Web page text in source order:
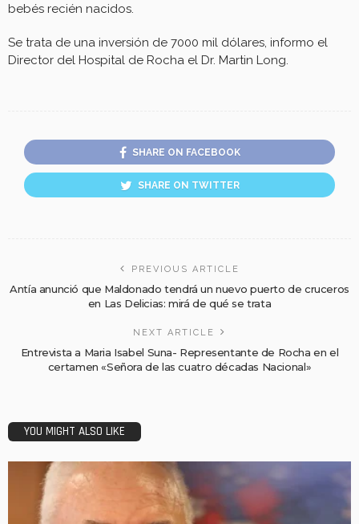
bebés recién nacidos.
Se trata de una inversión de 7000 mil dólares, informo el
Director del Hospital de Rocha el Dr. Martin Long.
SHARE ON FACEBOOK
SHARE ON TWITTER
PREVIOUS ARTICLE
Antía anunció que Maldonado tendrá un nuevo puerto de cruceros
en Las Delicias: mirá de qué se trata
NEXT ARTICLE
Entrevista a Maria Isabel Suna- Representante de Rocha en el
certamen «Señora de las cuatro décadas Nacional»
YOU MIGHT ALSO LIKE